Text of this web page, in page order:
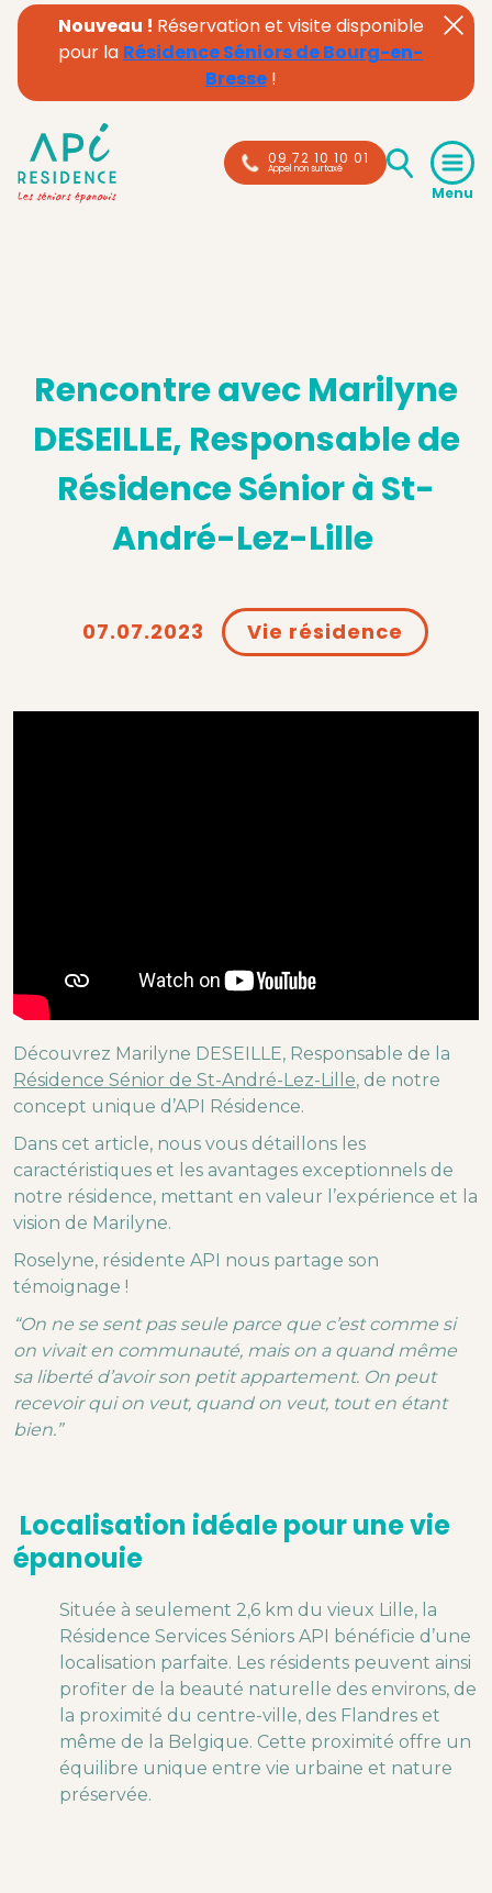
Nouveau ! Réservation et visite disponible
pour la Résidence Séniors de Bourg-en-
Bresse!
09 72 10 10 01
Appel non surtaxé
Rencontre avec Marilyne
DESEILLE, Responsable de
Résidence Sénior à St-
André-Lez-Lille
07.07.2023 Vie résidence
Découvrez Marilyne DESEILLE, Responsable de la
Résidence Sénior de St-André-Lez-Lille, de notre
concept unique d’API Résidence.
Dans cet article, nous vous détaillons les
caractéristiques et les avantages exceptionnels de
notre résidence, mettant en valeur l’expérience et la
vision de Marilyne.
Roselyne, résidente API nous partage son
témoignage !
“On ne se sent pas seule parce que c’est comme si
on vivait en communauté, mais on a quand même
sa liberté d’avoir son petit appartement. On peut
recevoir qui on veut, quand on veut, tout en étant
bien.”
Localisation idéale pour une vie
épanouie
Située à seulement 2,6 km du vieux Lille, la
Résidence Services Séniors API bénéficie d’une
localisation parfaite. Les résidents peuvent ainsi
profiter de la beauté naturelle des environs, de
la proximité du centre-ville, des Flandres et
même de la Belgique. Cette proximité offre un
équilibre unique entre vie urbaine et nature
préservée.